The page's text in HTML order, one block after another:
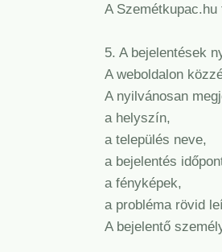
A
5. A bejelentések
A weboldalon
A nyilvánosan
a helyszín,
a település neve,
a bejelentés
a fényképek,
a probléma rövid
A bejelentő